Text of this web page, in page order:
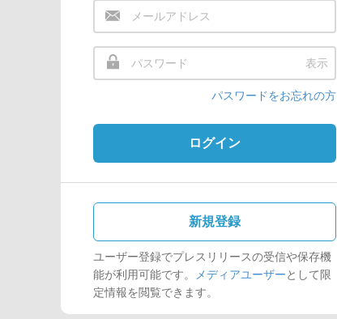
表示
パスワードをお忘れの方
ログイン
新規登録
ユーザー登録でプレスリリースの受信や保存機
能が利用可能です。
メディアユーザーとして限
定情報を閲覧できます。